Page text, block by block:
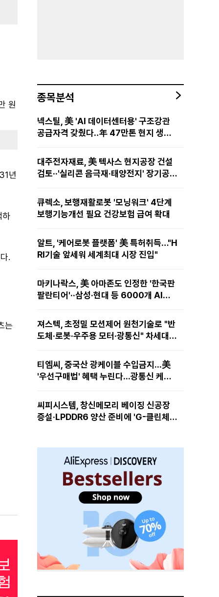
원
년
하
.
는
종목분석
넥스틸, 美 'AI 데이터센터용' 구조강관
공급자격 갖췄다‥年 47만톤 현지 생산
대주전자재료, 美 텍사스 현지공장 건설
검토··'실리콘 음극재·태양전지' 장기공급
큐렉소, 보행재활로봇 '모닝워크' 4단계
보행기능개선 필요 건강보험 급여 확대
알트, '케어로봇 플랫폼' 美 특허취득…"H
RI기술 앞세워 세계최대 시장 진입"
마키나락스, 美 아마존도 인정한 '한국판
팔란티어'··삼성·현대 등 6000개 AI모
져스텍, 초정밀 모션제어 원천기술로 "반
도체·로봇·우주용 모터·광통신" 차세대
티엠씨, 중국산 광케이블 수입금지...美
'우선구매법' 혜택 누린다...광통신 케이
씨피시스템, 창신메모리 베이징 신공장
증설·LPDDR6 양산 준비에 'G-클린체